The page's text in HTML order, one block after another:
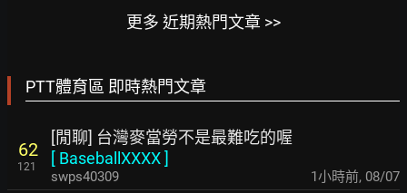
更多 近期熱門文章 >>
PTT體育區 即時熱門文章
62
121
[閒聊] 台灣麥當勞不是最難吃的喔
[ BaseballXXXX]
swps40309 1小時前, 08/07